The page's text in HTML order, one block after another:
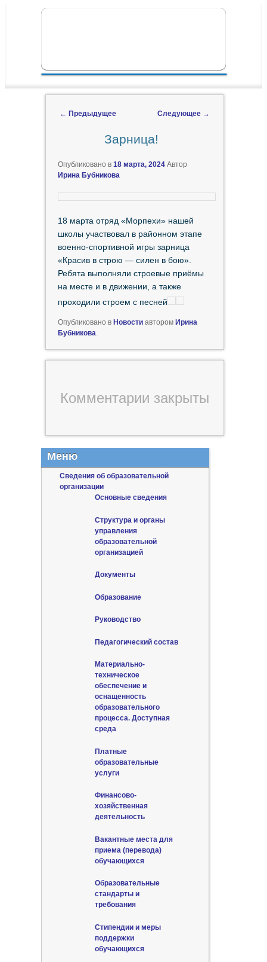
ГЛАВНОЕ МЕНЮ
← Предыдущее Следующее →
Зарница!
Опубликовано в 18 марта, 2024 Автор
Ирина Бубникова
18 марта отряд «Морпехи» нашей
школы участвовал в районном этапе
военно-спортивной игры зарница
«Красив в строю — силен в бою».
Ребята выполняли строевые приёмы
на месте и в движении, а также
проходили строем с песней
Опубликовано в Новостиавтором Ирина
Бубникова.
Комментарии закрыты
Меню
Сведения об образовательной
организации
Основные сведения
Структура и органы
управления
образовательной
организацией
Документы
Образование
Руководство
Педагогический состав
Материально-
техническое
обеспечение и
оснащенность
образовательного
процесса. Доступная
среда
Платные
образовательные
услуги
Финансово-
хозяйственная
деятельность
Вакантные места для
приема (перевода)
обучающихся
Образовательные
стандарты и
требования
Стипендии и меры
поддержки
обучающихся